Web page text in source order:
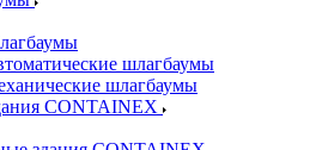
шлагбаумы
шлагбаумы
CONTAINEX